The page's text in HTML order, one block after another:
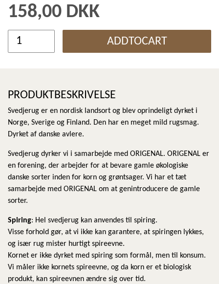
158,00 DKK
ADDTOCART
PRODUKTBESKRIVELSE
Svedjerug er en nordisk landsort og blev oprindeligt dyrket i
Norge, Sverige og Finland. Den har en meget mild rugsmag.
Dyrket af danske avlere.
Svedjerug dyrker vi i samarbejde med ORIGENAL. ORIGENAL er
en forening, der arbejder for at bevare gamle økologiske
danske sorter inden for korn og grøntsager. Vi har et tæt
samarbejde med ORIGENAL om at genintroducere de gamle
sorter.
Spiring: Hel svedjerug kan anvendes til spiring.
Visse forhold gør, at vi ikke kan garantere, at spiringen lykkes,
og især rug mister hurtigt spireevne.
Kornet er ikke dyrket med spiring som formål, men til konsum.
Vi måler ikke kornets spireevne, og da korn er et biologisk
produkt, kan spireevnen ændre sig over tid.